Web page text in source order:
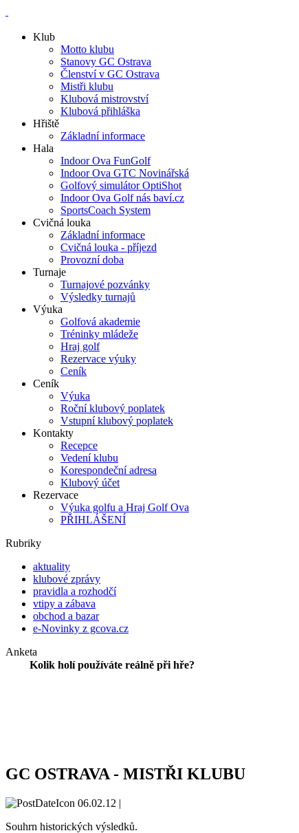
Klub
Motto klubu
Stanovy GC Ostrava
Členství v GC Ostrava
Mistři klubu
Klubová mistrovství
Klubová přihláška
Hřiště
Základní informace
Hala
Indoor Ova FunGolf
Indoor Ova GTC Novinářská
Golfový simulátor OptiShot
Indoor Ova Golf nás baví.cz
SportsCoach System
Cvičná louka
Základní informace
Cvičná louka - příjezd
Provozní doba
Turnaje
Turnajové pozvánky
Výsledky turnajů
Výuka
Golfová akademie
Tréninky mládeže
Hraj golf
Rezervace výuky
Ceník
Ceník
Výuka
Roční klubový poplatek
Vstupní klubový poplatek
Kontakty
Recepce
Vedení klubu
Korespondeční adresa
Klubový účet
Rezervace
Výuka golfu a Hraj Golf Ova
PŘIHLÁŠENÍ
Rubriky
aktuality
klubové zprávy
pravidla a rozhodčí
vtipy a zábava
obchod a bazar
e-Novinky z gcova.cz
Anketa
Kolik holí používáte reálně při hře?
GC OSTRAVA - MISTŘI KLUBU
06.02.12 |
Souhrn historických výsledků.